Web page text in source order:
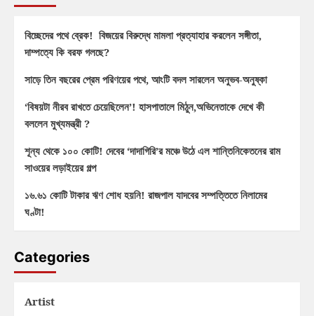
বিচ্ছেদের পথে ব্রেক! বিজয়ের বিরুদ্ধে মামলা প্রত্যাহার করলেন সঙ্গীতা,
দাম্পত্যে কি বরফ গলছে?
সাড়ে তিন বছরের প্রেম পরিণয়ের পথে, আংটি বদল সারলেন অনুভব-অনুষ্কা
‘বিষয়টা নীরব রাখতে চেয়েছিলেন’! হাসপাতালে মিঠুন,অভিনেতাকে দেখে কী
বললেন মুখ্যমন্ত্রী ?
শূন্য থেকে ১০০ কোটি! দেবের ‘দাদাগিরি’র মঞ্চে উঠে এল শান্তিনিকেতনের রাম
সাওয়ের লড়াইয়ের গল্প
১৬.৬১ কোটি টাকার ঋণ শোধ হয়নি! রাজপাল যাদবের সম্পত্তিতে নিলামের
ঘণ্টা!
Categories
Artist